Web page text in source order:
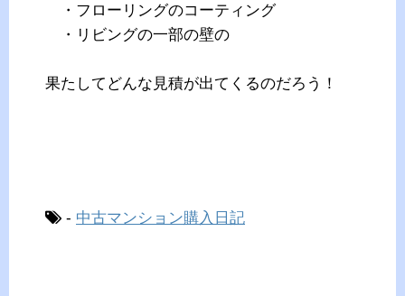
・フローリングのコーティング
・リビングの一部の壁の
果たしてどんな見積が出てくるのだろう！
- 中古マンション購入日記